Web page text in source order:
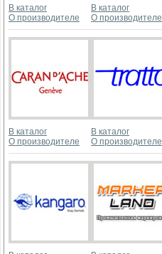
В каталог
О производителе
В каталог
О производителе
В каталог
О производителе
В каталог
О производителе